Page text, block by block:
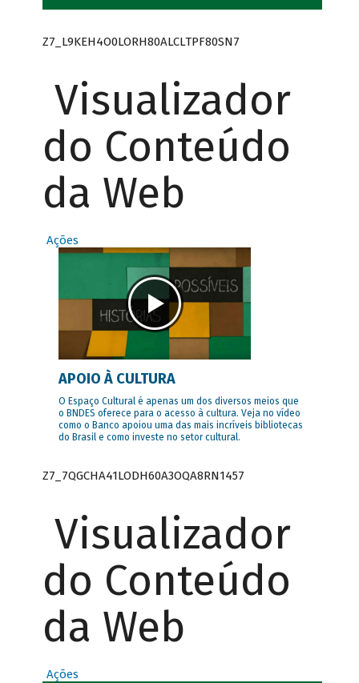
Z7_L9KEH4O0LORH80ALCLTPF80SN7
Visualizador
do Conteúdo
da Web
Ações
APOIO À CULTURA
O Espaço Cultural é apenas um dos diversos meios que
o BNDES oferece para o acesso à cultura. Veja no vídeo
como o Banco apoiou uma das mais incríveis bibliotecas
do Brasil e como investe no setor cultural.
Z7_7QGCHA41LODH60A3OQA8RN1457
Visualizador
do Conteúdo
da Web
Ações